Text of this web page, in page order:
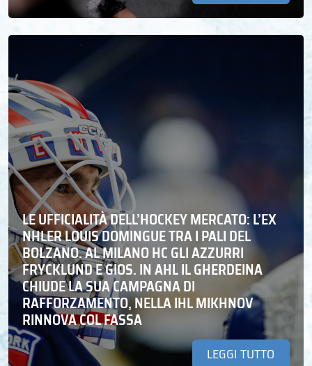
LE UFFICIALITÀ DELL’HOCKEY MERCATO: L’EX
NHLER LOUIS DOMINGUE TRA I PALI DEL
BOLZANO. AL MILANO HC GLI AZZURRI
FRYCKLUND E GIOS. IN AHL IL GHERDEINA
CHIUDE LA SUA CAMPAGNA DI
RAFFORZAMENTO, NELLA IHL MIKHNOV
RINNOVA COL FASSA
LEGGI TUTTO